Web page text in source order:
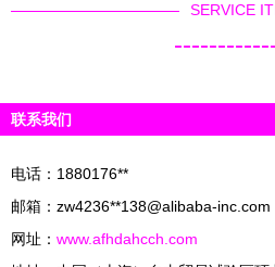
SERVICE
联系我们
电话：1880176**
邮箱：zw4236**138@alibaba-inc.com
网址： www.afhdahcch.com